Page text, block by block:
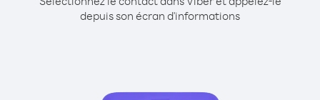
depuis son écran d'informations